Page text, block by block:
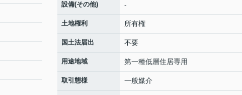
設備(その他) -
土地権利 所有権
国土法届出 不要
用途地域 第一種低層住居専用
取引態様 一般媒介